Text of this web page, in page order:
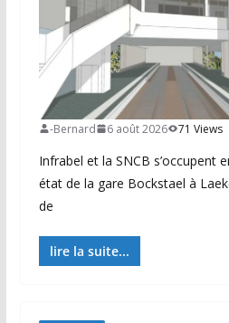
-Bernard 6 août 2026 71 Views
Infrabel et la SNCB s’occupent
état de la gare Bockstael à
de
lire la suite...